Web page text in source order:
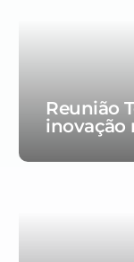
Reunião
inovação